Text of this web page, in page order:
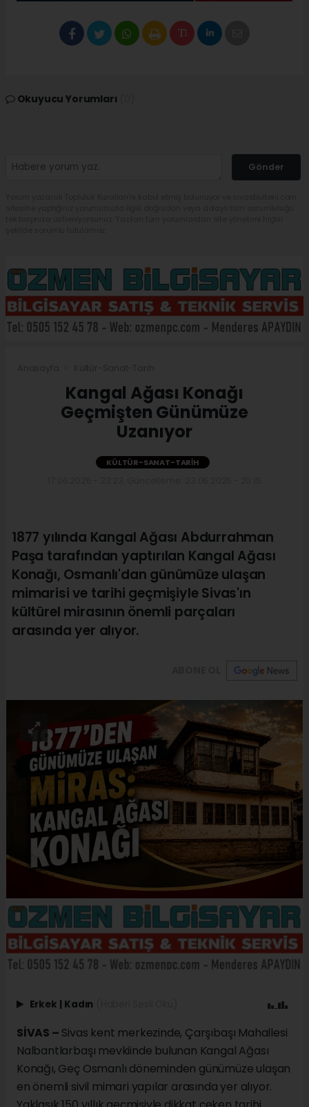
Okuyucu Yorumları
Gönder
Kangal Ağası Konağı
Geçmişten Günümüze
Uzanıyor
KÜLTÜR-SANAT-TARIH
1877 yılında Kangal Ağası Abdurrahman
Paşa tarafından yaptırılan Kangal Ağası
Konağı, Osmanlı'dan günümüze ulaşan
mimarisi ve tarihi geçmişiyle Sivas'ın
kültürel mirasının önemli parçaları
arasında yer alıyor.
Erkek | Kadın
SİVAS – Sivas kent merkezinde, Çarşıbaşı Mahallesi
Nalbantlarbaşı mevkiinde bulunan Kangal Ağası
Konağı, Geç Osmanlı döneminden günümüze ulaşan
en önemli sivil mimari yapılar arasında yer alıyor.